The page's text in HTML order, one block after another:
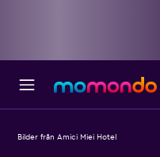
Bilder från Amici Miei Hotel